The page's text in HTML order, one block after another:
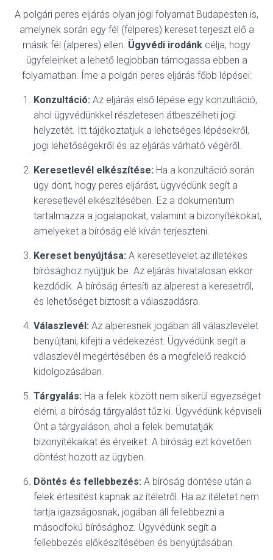
A polgári peres eljárás olyan jogi folyamat Budapesten is,
amelynek során egy fél (felperes) kereset terjeszt elő a
másik fél (alperes) ellen. Ügyvédi irodánk célja, hogy
ügyfeleinket a lehető legjobban támogassa ebben a
folyamatban. Íme a polgári peres eljárás főbb lépései:
Konzultáció: Az eljárás első lépése egy konzultáció,
ahol ügyvédünkkel részletesen átbeszélheti jogi
helyzetét. Itt tájékoztatjuk a lehetséges lépésekről,
jogi lehetőségekről és az eljárás várható végéről.
Keresetlevél elkészítése: Ha a konzultáció során
úgy dönt, hogy peres eljárást, ügyvédünk segít a
keresetlevél elkészítésében. Ez a dokumentum
tartalmazza a jogalapokat, valamint a bizonyítékokat,
amelyeket a bíróság elé kíván terjeszteni.
Kereset benyújtása: A keresetlevelet az illetékes
bírósághoz nyújtjuk be. Az eljárás hivatalosan ekkor
kezdődik. A bíróság értesíti az alperest a keresetről,
és lehetőséget biztosít a válaszadásra.
Válaszlevél: Az alperesnek jogában áll válaszlevelet
benyújtani, kifejti a védekezést. Ügyvédünk segít a
válaszlevél megértésében és a megfelelő reakció
kidolgozásában.
Tárgyalás: Ha a felek között nem sikerül egyezséget
elérni, a bíróság tárgyalást tűz ki. Ügyvédünk képviseli
Önt a tárgyaláson, ahol a felek bemutatják
bizonyítékaikat és érveiket. A bíróság ezt követően
döntést hozott az ügyben.
Döntés és fellebbezés: A bíróság döntése után a
felek értesítést kapnak az ítéletről. Ha az ítéletet nem
tartja igazságosnak, jogában áll fellebbezni a
másodfokú bírósághoz. Ügyvédünk segít a
fellebbezés előkészítésében és benyújtásában.